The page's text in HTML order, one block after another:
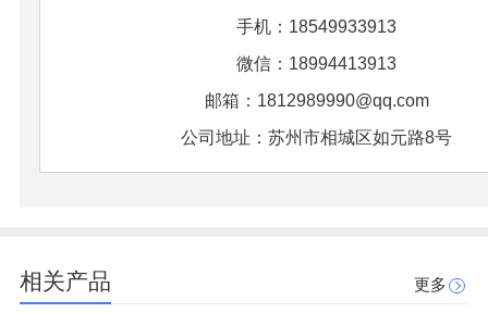
手机：18549933913
微信：18994413913
邮箱：1812989990@qq.com
公司地址：苏州市相城区如元路8号
相关产品 更多